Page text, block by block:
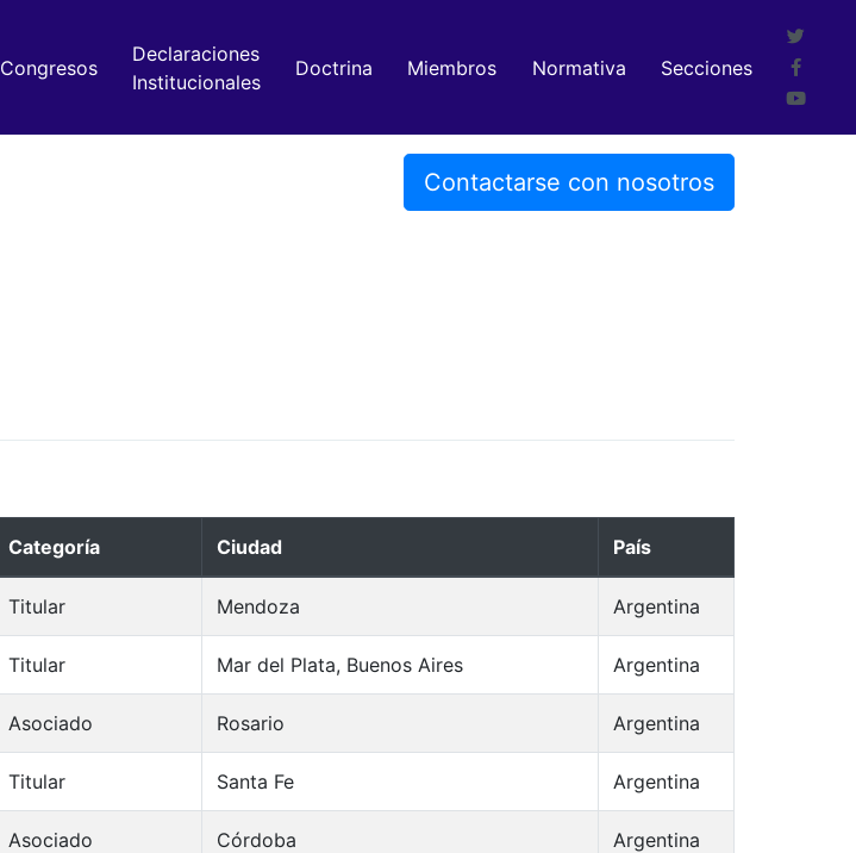
Congresos
Declaraciones
Institucionales
Doctrina Miembros Normativa Secciones
Contactarse con nosotros
Categoría Ciudad País
Titular Mendoza Argentina
Titular Mar del Plata, Buenos Aires Argentina
Asociado Rosario Argentina
Titular Santa Fe Argentina
Asociado Córdoba Argentina